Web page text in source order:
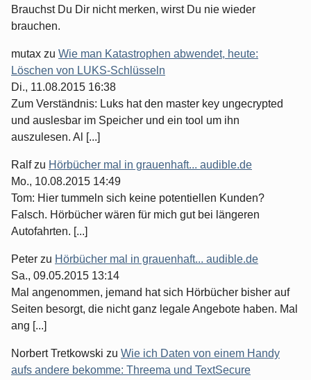
Brauchst Du Dir nicht merken, wirst Du nie wieder
brauchen.
mutax zu Wie man Katastrophen abwendet, heute:
Löschen von LUKS-Schlüsseln
Di., 11.08.2015 16:38
Zum Verständnis: Luks hat den master key ungecrypted
und auslesbar im Speicher und ein tool um ihn
auszulesen. Al [...]
Ralfzu Hörbücher mal in grauenhaft... audible.de
Mo., 10.08.2015 14:49
Tom: Hier tummeln sich keine potentiellen Kunden?
Falsch. Hörbücher wären für mich gut bei längeren
Autofahrten. [...]
Peter zu Hörbücher mal in grauenhaft... audible.de
Sa., 09.05.2015 13:14
Mal angenommen, jemand hat sich Hörbücher bisher auf
Seiten besorgt, die nicht ganz legale Angebote haben. Mal
ang [...]
Norbert Tretkowski zu Wie ich Daten von einem Handy
aufs andere bekomme: Threema und TextSecure